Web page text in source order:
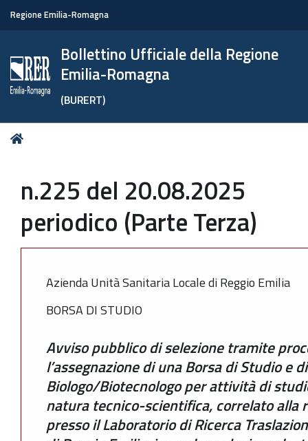
Regione Emilia-Romagna
Bollettino Ufficiale della Regione
Emilia-Romagna
(BURERT)
Tu
n.225 del 20.08.2025
periodico (Parte Terza)
Azienda Unità Sanitaria Locale di Reggio Emilia
BORSA DI STUDIO
Avviso pubblico di selezione tramite
l’assegnazione di una Borsa di Studio e
Biologo/Biotecnologo per attività di
natura tecnico-scientifica, correlato alla
presso il Laboratorio di Ricerca